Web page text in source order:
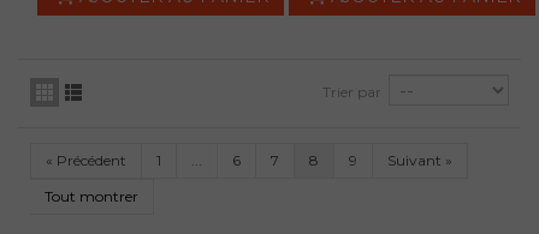
Trier par
« Précédent 1 ... 6 7 8 9 Suivant »
Tout montrer